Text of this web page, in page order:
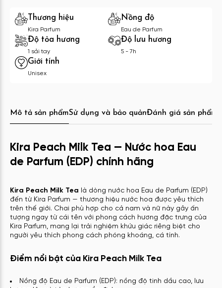
Thương hiệu
Kira Parfum
Nồng độ
Eau de Parfum
Độ tỏa hương
1 sải tay
Độ lưu hương
5 - 7h
Giới tính
Unisex
Mô tả sản phẩmSử dụng và bảo quảnĐánh giá sản phẩm
Kira Peach Milk Tea — Nước hoa Eau
de Parfum (EDP) chính hãng
Kira Peach Milk Tea là dòng nước hoa Eau de Parfum (EDP)
đến từ Kira Parfum — thương hiệu nước hoa được yêu thích
trên thế giới. Chai phù hợp cho cả nam và nữ này gây ấn
tượng ngay từ cái tên với phong cách hương đặc trưng của
Kira Parfum, mang lại trải nghiệm khứu giác riêng biệt cho
người yêu thích phong cách phóng khoáng, cá tính.
Điểm nổi bật của Kira Peach Milk Tea
Nồng độ Eau de Parfum (EDP): nồng độ tinh dầu cao, lưu